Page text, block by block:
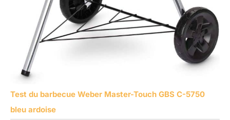
Test du barbecue Weber Master-Touch GBS C-5750
bleu ardoise